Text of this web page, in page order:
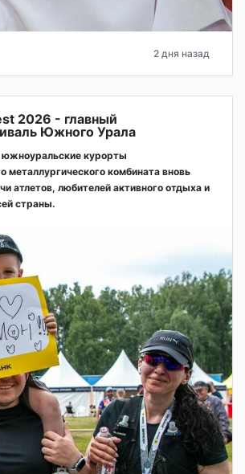
2 дня назад
2026 - главный
Южного Урала
южноуральские курорты
металлургического комбината вновь
атлетов, любителей активного отдыха и
страны.